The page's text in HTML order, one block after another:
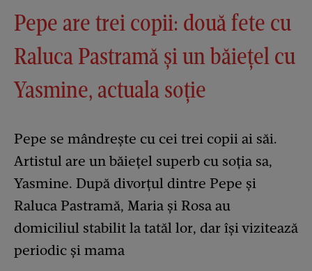
Pepe are trei copii: două fete cu
Raluca Pastramă și un băiețel cu
Yasmine, actuala soție
Pepe se mândrește cu cei trei copii ai săi.
Artistul are un băiețel superb cu soția sa,
Yasmine. După divorțul dintre Pepe și
Raluca Pastramă, Maria și Rosa au
domiciliul stabilit la tatăl lor, dar își vizitează
periodic și mama